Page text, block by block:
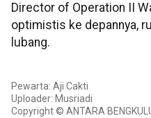
Director of Operation II
optimistis ke depannya,
lubang.
Pewarta: Aji Cakti
Uploader: Musriadi
Copyright © ANTARA